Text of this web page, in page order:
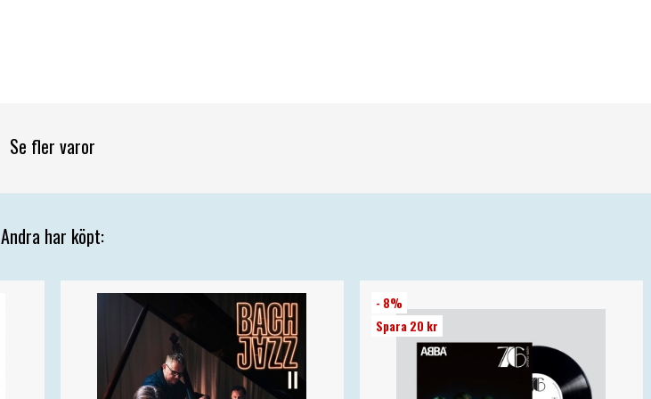
Se fler varor
Andra har köpt:
- 8%
Spara 20 kr